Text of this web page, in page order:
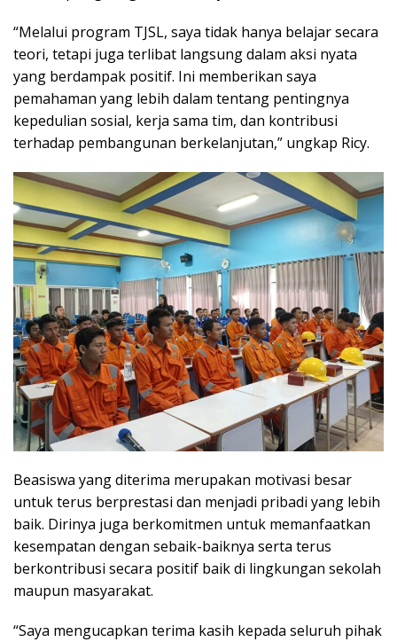
“Melalui program TJSL, saya tidak hanya belajar secara
teori, tetapi juga terlibat langsung dalam aksi nyata
yang berdampak positif. Ini memberikan saya
pemahaman yang lebih dalam tentang pentingnya
kepedulian sosial, kerja sama tim, dan kontribusi
terhadap pembangunan berkelanjutan,” ungkap Ricy.
Beasiswa yang diterima merupakan motivasi besar
untuk terus berprestasi dan menjadi pribadi yang lebih
baik. Dirinya juga berkomitmen untuk memanfaatkan
kesempatan dengan sebaik-baiknya serta terus
berkontribusi secara positif baik di lingkungan sekolah
maupun masyarakat.
“Saya mengucapkan terima kasih kepada seluruh pihak